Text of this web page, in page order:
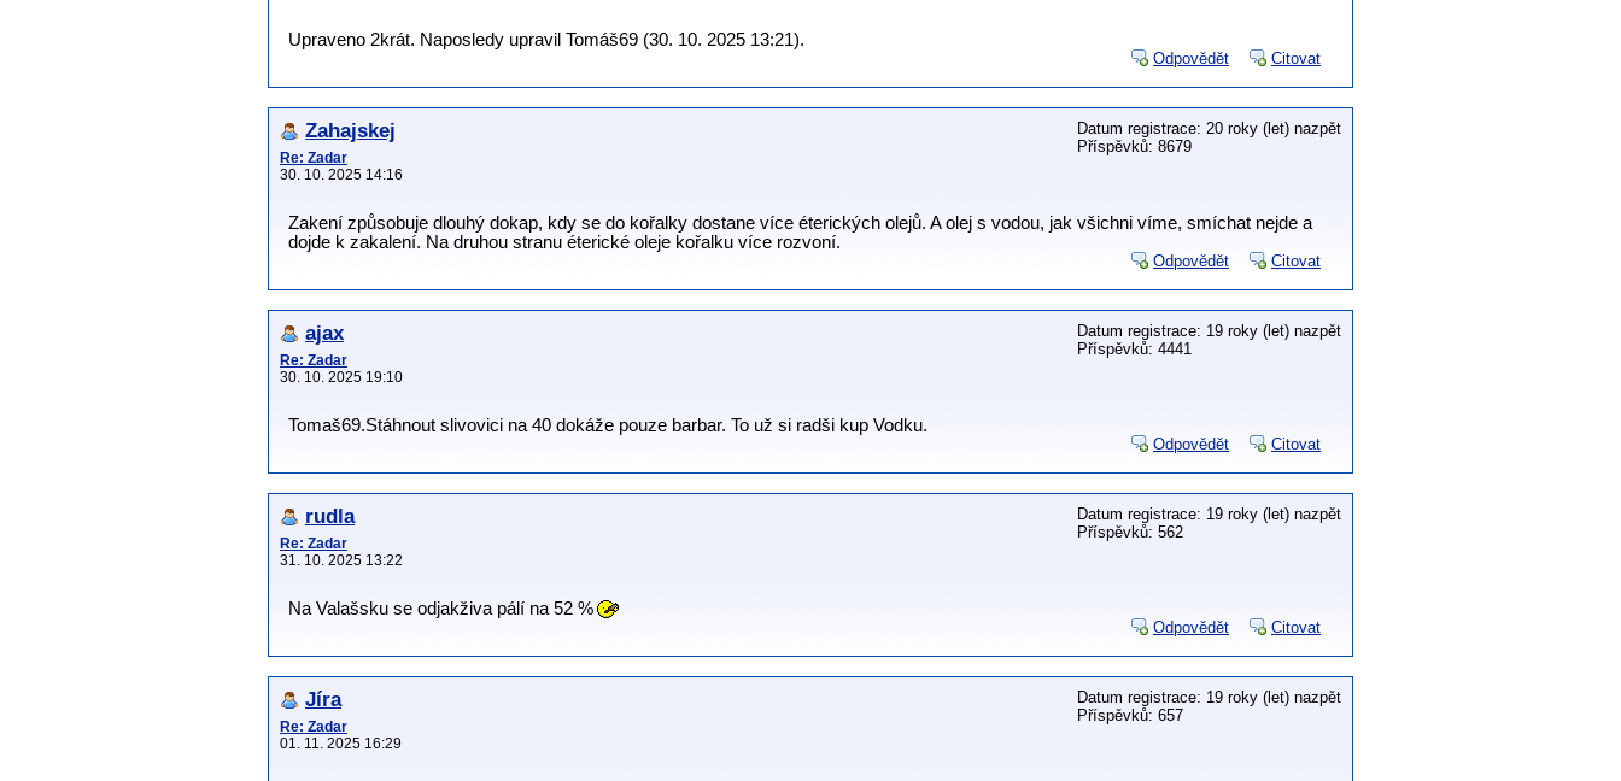
Upraveno 2krát. Naposledy upravil Tomáš69 (30. 10. 2025 13:21).
Odpovědět Citovat
Zahajskej
Re: Zadar
30. 10. 2025 14:16
Datum registrace: 20 roky (let) nazpět
Příspěvků: 8679
Zakení způsobuje dlouhý dokap, kdy se do kořalky dostane více éterických olejů. A olej s vodou, jak všichni víme, smíchat nejde a
dojde k zakalení. Na druhou stranu éterické oleje kořalku více rozvoní.
Odpovědět Citovat
ajax
Re: Zadar
30. 10. 2025 19:10
Datum registrace: 19 roky (let) nazpět
Příspěvků: 4441
Tomaš69.Stáhnout slivovici na 40 dokáže pouze barbar. To už si radši kup Vodku.
Odpovědět Citovat
rudla
Re: Zadar
31. 10. 2025 13:22
Datum registrace: 19 roky (let) nazpět
Příspěvků: 562
Na Valašsku se odjakživa pálí na 52 %
Odpovědět Citovat
Jíra
Re: Zadar
01. 11. 2025 16:29
Datum registrace: 19 roky (let) nazpět
Příspěvků: 657